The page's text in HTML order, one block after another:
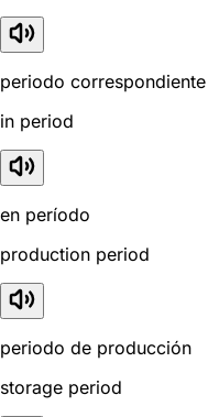
periodo correspondiente
in period
en período
production period
periodo de producción
storage period